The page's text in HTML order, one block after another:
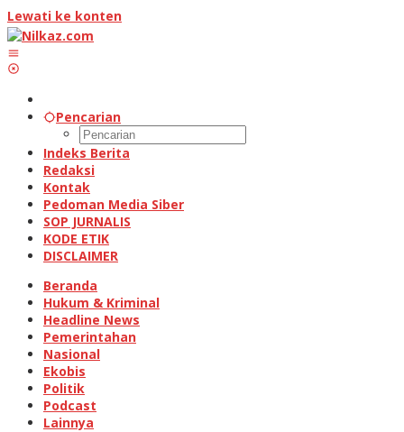
Lewati ke konten
Pencarian
Indeks Berita
Redaksi
Kontak
Pedoman Media Siber
SOP JURNALIS
KODE ETIK
DISCLAIMER
Beranda
Hukum & Kriminal
Headline News
Pemerintahan
Nasional
Ekobis
Politik
Podcast
Lainnya